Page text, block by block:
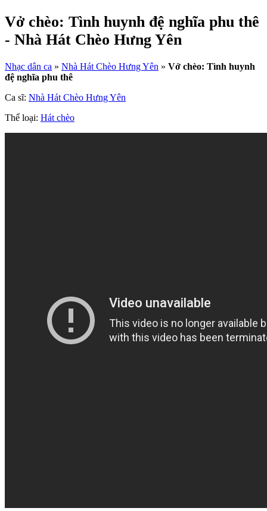
Vở chèo: Tình huynh đệ nghĩa phu thê
- Nhà Hát Chèo Hưng Yên
Nhạc dân ca » Nhà Hát Chèo Hưng Yên » Vở chèo: Tình huynh
đệ nghĩa phu thê
Ca sĩ: Nhà Hát Chèo Hưng Yên
Thể loại: Hát chèo